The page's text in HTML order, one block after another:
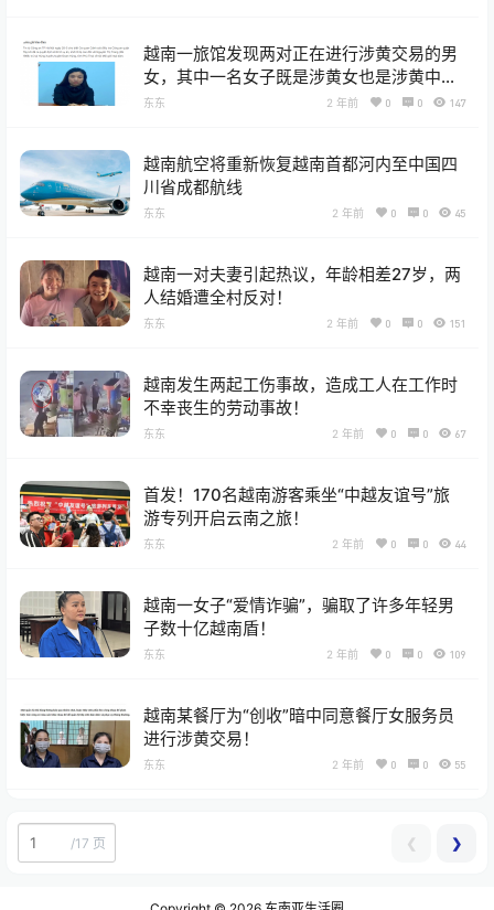
越南一旅馆发现两对正在进行涉黄交易的男
女，其中一名女子既是涉黄女也是涉黄中
介！
东东 2 年前 0 0 147
越南航空将重新恢复越南首都河内至中国四
川省成都航线
东东 2 年前 0 0 45
越南一对夫妻引起热议，年龄相差27岁，两
人结婚遭全村反对！
东东 2 年前 0 0 151
越南发生两起工伤事故，造成工人在工作时
不幸丧生的劳动事故！
东东 2 年前 0 0 67
首发！170名越南游客乘坐“中越友谊号”旅
游专列开启云南之旅！
东东 2 年前 0 0 44
越南一女子“爱情诈骗”，骗取了许多年轻男
子数十亿越南盾！
东东 2 年前 0 0 109
越南某餐厅为“创收”暗中同意餐厅女服务员
进行涉黄交易！
东东 2 年前 0 0 55
/17 页 ❮ ❯